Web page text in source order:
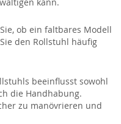
ob ein faltbares Modell
den Rollstuhl häufig
beeinflusst sowohl
die Handhabung.
zu manövrieren und